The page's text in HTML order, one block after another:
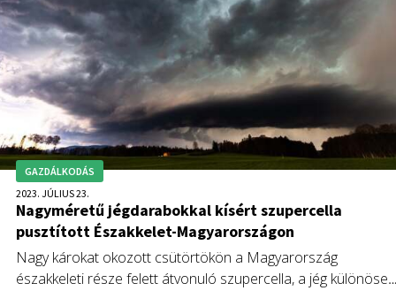
GAZDÁLKODÁS
2023. JÚLIUS 23.
Nagyméretű jégdarabokkal kísért szupercella
pusztított Északkelet-Magyarországon
Nagy károkat okozott csütörtökön a Magyarország
északkeleti része felett átvonuló szupercella, a jég különösen